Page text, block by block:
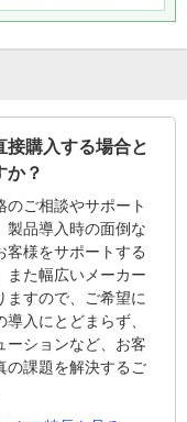
接購入する場合と
か？
のご相談やサポート
製品導入時の面倒な
客様をサポートする
また幅広いメーカー
ますので、ご希望に
入にとどまらず、
ーションなど、お客
の課題を解決するご